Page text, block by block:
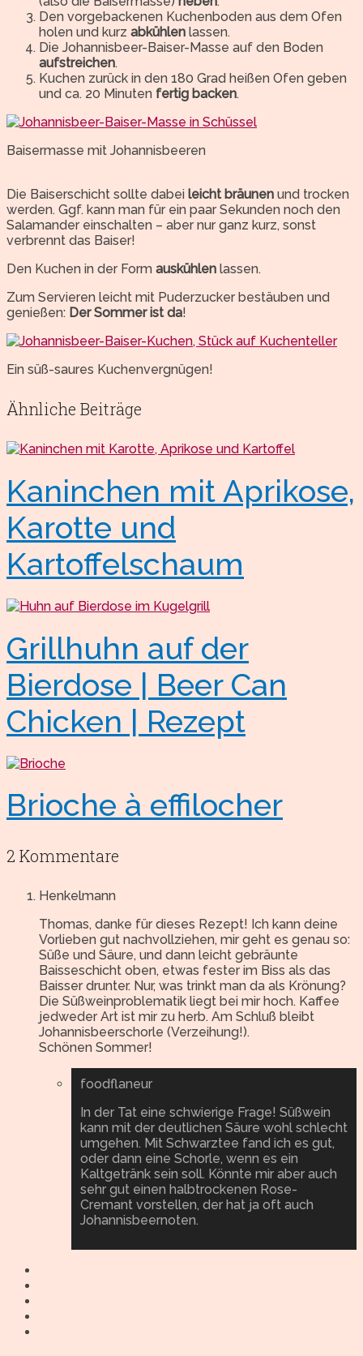
Den vorgebackenen Kuchenboden aus dem Ofen
holen und kurz abkühlen lassen.
Die Johannisbeer-Baiser-Masse auf den Boden
aufstreichen.
Kuchen zurück in den 180 Grad heißen Ofen geben
und ca. 20 Minuten fertig backen.
Baisermasse mit Johannisbeeren
Die Baiserschicht sollte dabei leicht bräunen und trocken
werden. Ggf. kann man für ein paar Sekunden noch den
Salamander einschalten – aber nur ganz kurz, sonst
verbrennt das Baiser!
Den Kuchen in der Form auskühlen lassen.
Zum Servieren leicht mit Puderzucker bestäuben und
genießen: Der Sommer ist da!
Ein süß-saures Kuchenvergnügen!
Ähnliche Beiträge
Kaninchen mit Aprikose,
Karotte und
Kartoffelschaum
Grillhuhn auf der
Bierdose | Beer Can
Chicken | Rezept
Brioche à effilocher
2 Kommentare
Henkelmann
Thomas, danke für dieses Rezept! Ich kann deine
Vorlieben gut nachvollziehen, mir geht es genau so:
Süße und Säure, und dann leicht gebräunte
Baisseschicht oben, etwas fester im Biss als das
Baisser drunter. Nur, was trinkt man da als Krönung?
Die Süßweinproblematik liegt bei mir hoch. Kaffee
jedweder Art ist mir zu herb. Am Schluß bleibt
Johannisbeerschorle (Verzeihung!).
Schönen Sommer!
foodflaneur
In der Tat eine schwierige Frage! Süßwein
kann mit der deutlichen Säure wohl schlecht
umgehen. Mit Schwarztee fand ich es gut,
oder dann eine Schorle, wenn es ein
Kaltgetränk sein soll. Könnte mir aber auch
sehr gut einen halbtrockenen Rose-
Cremant vorstellen, der hat ja oft auch
Johannisbeernoten.